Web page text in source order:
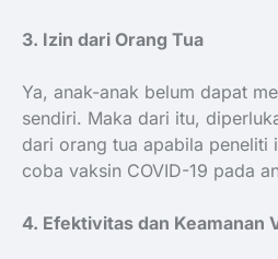
3. Izin dari Orang Tua
Ya, anak-anak belum dapat
sendiri. Maka dari itu,
dari orang tua apabila peneliti
coba vaksin COVID-19 pada
4. Efektivitas dan Keamanan